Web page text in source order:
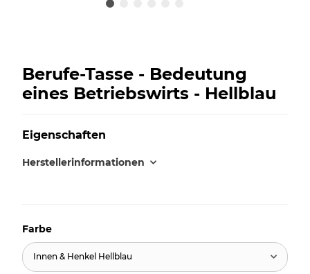
Berufe-Tasse - Bedeutung
eines Betriebswirts - Hellblau
Eigenschaften
Herstellerinformationen
Farbe
Innen & Henkel Hellblau